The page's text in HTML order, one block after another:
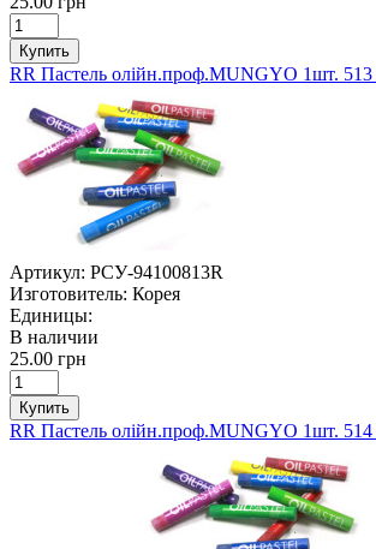
Купить
RR Пастель олійн.проф.MUNGYO 1шт.
Артикул: РСУ-94100813R
Изготовитель: Корея
Единицы:
В наличии
25.00 грн
Купить
RR Пастель олійн.проф.MUNGYO 1шт.